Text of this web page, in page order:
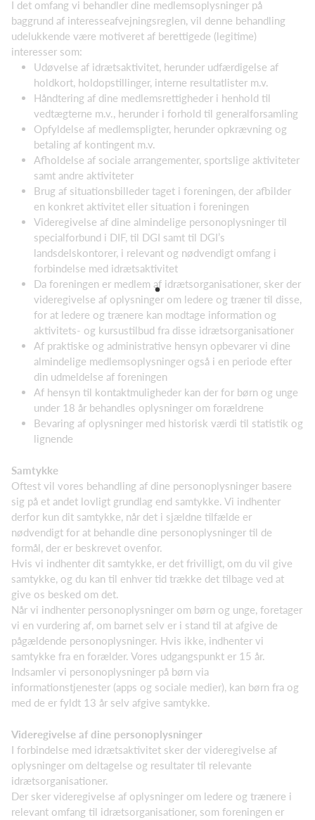
I det omfang vi behandler dine medlemsoplysninger på
baggrund af interesseafvejningsreglen, vil denne behandling
udelukkende være motiveret af berettigede (legitime)
interesser som:
Udøvelse af idrætsaktivitet, herunder udfærdigelse af
holdkort, holdopstillinger, interne resultatlister m.v.
Håndtering af dine medlemsrettigheder i henhold til
vedtægterne m.v., herunder i forhold til generalforsamling
Opfyldelse af medlemspligter, herunder opkrævning og
betaling af kontingent m.v.
Afholdelse af sociale arrangementer, sportslige aktiviteter
samt andre aktiviteter
Brug af situationsbilleder taget i foreningen, der afbilder
en konkret aktivitet eller situation i foreningen
Videregivelse af dine almindelige personoplysninger til
specialforbund i DIF, til DGI samt til DGI’s
landsdelskontorer, i relevant og nødvendigt omfang i
forbindelse med idrætsaktivitet
Da foreningen er medlem af idrætsorganisationer, sker der
videregivelse af oplysninger om ledere og træner til disse,
for at ledere og trænere kan modtage information og
aktivitets- og kursustilbud fra disse idrætsorganisationer
Af praktiske og administrative hensyn opbevarer vi dine
almindelige medlemsoplysninger også i en periode efter
din udmeldelse af foreningen
Af hensyn til kontaktmuligheder kan der for børn og unge
under 18 år behandles oplysninger om forældrene
Bevaring af oplysninger med historisk værdi til statistik og
lignende
Samtykke
Oftest vil vores behandling af dine personoplysninger basere
sig på et andet lovligt grundlag end samtykke. Vi indhenter
derfor kun dit samtykke, når det i sjældne tilfælde er
nødvendigt for at behandle dine personoplysninger til de
formål, der er beskrevet ovenfor.
Hvis vi indhenter dit samtykke, er det frivilligt, om du vil give
samtykke, og du kan til enhver tid trække det tilbage ved at
give os besked om det.
Når vi indhenter personoplysninger om børn og unge, foretager
vi en vurdering af, om barnet selv er i stand til at afgive de
pågældende personoplysninger. Hvis ikke, indhenter vi
samtykke fra en forælder. Vores udgangspunkt er 15 år.
Indsamler vi personoplysninger på børn via
informationstjenester (apps og sociale medier), kan børn fra og
med de er fyldt 13 år selv afgive samtykke.
Videregivelse af dine personoplysninger
I forbindelse med idrætsaktivitet sker der videregivelse af
oplysninger om deltagelse og resultater til relevante
idrætsorganisationer.
Der sker videregivelse af oplysninger om ledere og trænere i
relevant omfang til idrætsorganisationer, som foreningen er